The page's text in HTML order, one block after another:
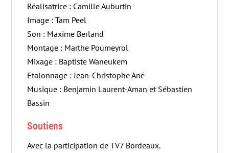
Réalisatrice : Camille Auburtin
Image : Tam Peel
Son : Maxime Berland
Montage : Marthe Poumeyrol
Mixage : Baptiste Waneukem
Etalonnage : Jean-Christophe Ané
Musique : Benjamin Laurent-Aman et Sébastien
Bassin
Soutiens
Avec la participation de TV7 Bordeaux.